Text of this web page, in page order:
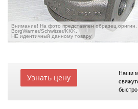
Внимание! На фото представлен образец
BorgWarner/Schwitzer/KKK,
НЕ идентичный данному товару
Узнать цену
Наши
быстро!